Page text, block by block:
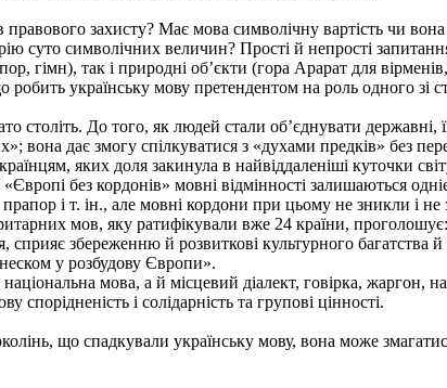
правового захисту? Має мова символічну вартість чи
суто символічних величин? Прості й непрості
гімн), так і природні об’єкти (гора Арарат для
українську мову претендентом на роль одного зі
століть. До того, як людей стали об’єднувати
вона дає змогу спілкуватися з «духами предків» без
яких доля закинула в найвіддаленіші куточки
без кордонів» мовні відмінності залишаються
і т. ін., але мовні кордони при цьому не зникли і
мов, яку ратифікували вже 24 країни,
збереженню й розвиткові культурного багатства
у розбудову Європи».
мова, а й місцевий діалект, говірка, жаргон,
і солідарність та групові цінності.
що спадкували українську мову, вона може